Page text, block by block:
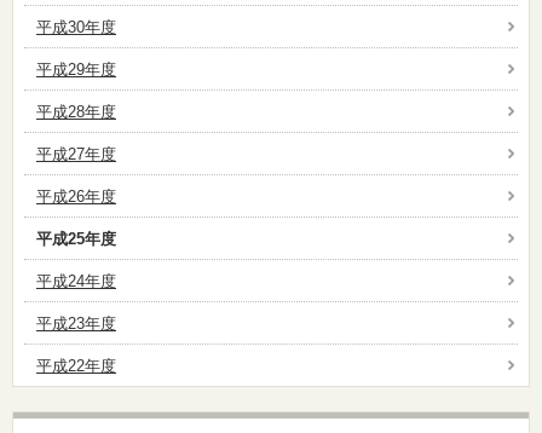
平成30年度
平成29年度
平成28年度
平成27年度
平成26年度
平成25年度
平成24年度
平成23年度
平成22年度